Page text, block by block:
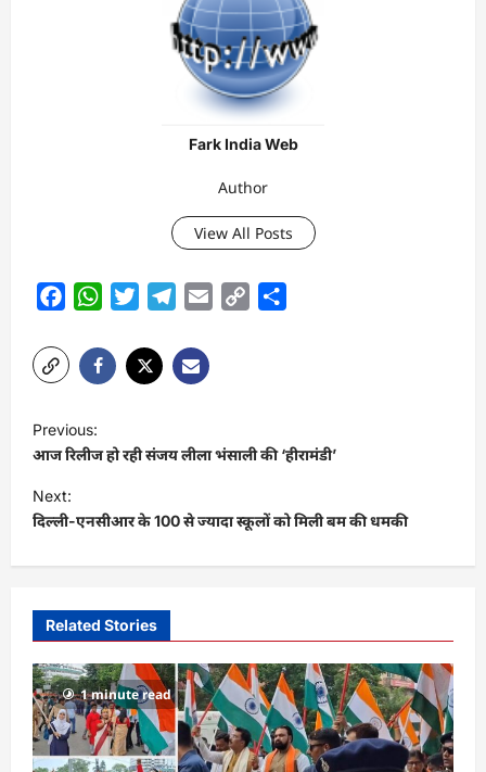
Fark India Web
Author
View All Posts
FacebookWhatsAppTwitterTelegram
Email
Copy
P
o
s
t
v
g
a
t
Previous:
आज रिलीज हो रही संजय लीला भंसाली की ‘हीरामंडी’
Next:
दिल्ली-एनसीआर के 100 से ज्यादा स्कूलों को मिली बम की धमकी
Related Stories
1 minute read